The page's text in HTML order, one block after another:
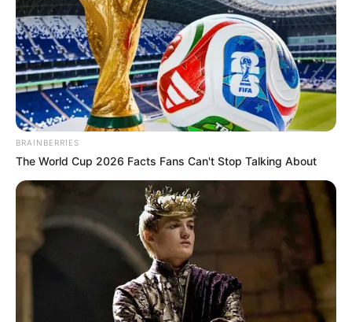
Castillogrande, El Laguito, Bocagrande, Alcibia, La
Esperanza, San Francisco, 7 de Agosto, Lomas de San
Francisco, Faldas de La Popa: Pablo VI I y II, Loma
Fresca, Petare, República del Caribe, Paraíso II, Palestina,
La Heroica, San Vicente de Paúl, La Primavera, 13 de
Mayo, La Paz, Sinaí, San Bernardo de Asís, San Francisco
sector Las Canteras; La María: sectores Los Corales,
Panorama, Lomas del Peyé, La Esperanza, sector Las
Delicias.
Camilo Torres, Florida Blanca, Nueva Delhi, San Pedro
Mártir, Villa del Rosario, Altos Jardines, La Consolata,
Ciudadela 2000, El Educador, Nuevos Jardines, Quindío,
La Coquera, Gloria, Las Colinas, Altos de San Pedro
Mártir, Las Reinas, Minuto de Dios, La Central, parte del
Carmelo, Jorge Eliécer Gaitán, Kalamari, Villa Rubia, César
Flores, Villa Ángela, El Milagro (entre la calle 14 a la 15 y
carrera 61); Nelson Mandela y sus sectores, Nueva
BRAINBERRIES
The World Cup 2026 Facts Fans Can't Stop Talking About